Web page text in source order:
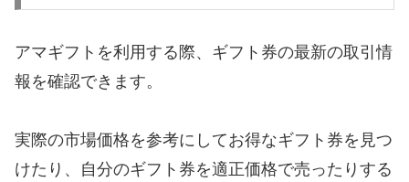
アマギフトを利用する際、ギフト券の最新の取引情
報を確認できます。
実際の市場価格を参考にしてお得なギフト券を見つ
けたり、自分のギフト券を適正価格で売ったりする